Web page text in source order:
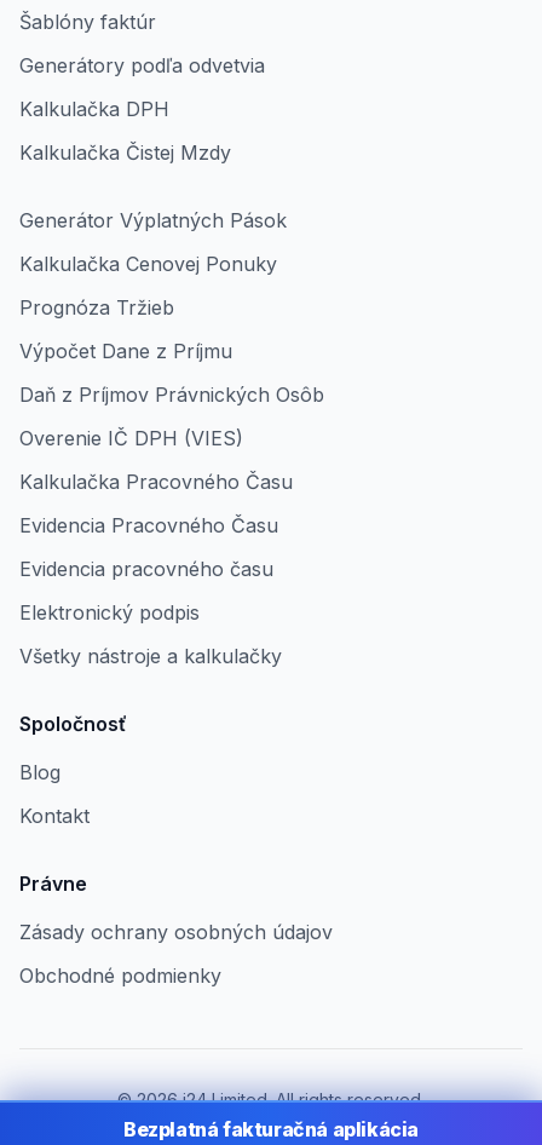
Šablóny faktúr
Generátory podľa odvetvia
Kalkulačka DPH
Kalkulačka Čistej Mzdy
Generátor Výplatných Pások
Kalkulačka Cenovej Ponuky
Prognóza Tržieb
Výpočet Dane z Príjmu
Daň z Príjmov Právnických Osôb
Overenie IČ DPH (VIES)
Kalkulačka Pracovného Času
Evidencia Pracovného Času
Evidencia pracovného času
Elektronický podpis
Všetky nástroje a kalkulačky
Spoločnosť
Blog
Kontakt
Právne
Zásady ochrany osobných údajov
Obchodné podmienky
©2026i24 Limited. All rights reserved.
Pre firmy v Slovakia
Bezplatná fakturačná aplikácia